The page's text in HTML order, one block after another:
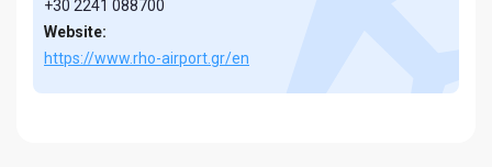
+30 2241 088700
Website:
https://www.rho-airport.gr/en